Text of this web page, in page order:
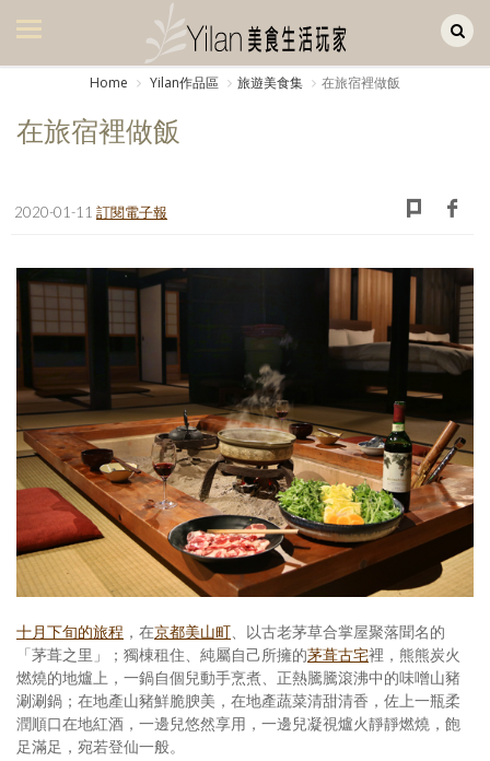
美食集
生活風
書房集
餐桌週記
享樂隨手拍
照相簿
影音區
創意出版服務
歷史區
關於Yilan
個人著作
Home Yilan作品區 旅遊美食集 在旅宿裡做飯
在旅宿裡做飯
2020-01-11 訂閱電子報
十月下旬的旅程 ，在京都美山町、以古老茅草合掌屋聚落聞名的
「茅葺之里」；獨棟租住、純屬自己所擁的茅葺古宅裡，熊熊炭火
燃燒的地爐上，一鍋自個兒動手烹煮、正熱騰騰滾沸中的味噌山豬
涮涮鍋；在地產山豬鮮脆腴美，在地產蔬菜清甜清香，佐上一瓶柔
潤順口在地紅酒，一邊兒悠然享用，一邊兒凝視爐火靜靜燃燒，飽
足滿足，宛若登仙一般。